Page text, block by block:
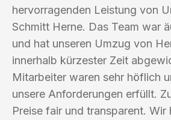
hervorragenden Leistung von
Schmitt Herne. Das Team war
und hat unseren Umzug von
innerhalb kürzester Zeit
Mitarbeiter waren sehr höflich
unsere Anforderungen erfüllt.
Preise fair und transparent. Wir